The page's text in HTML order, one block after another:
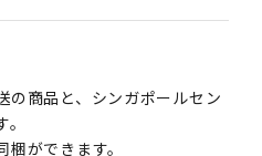
の商品と、シンガポールセン
ができます。